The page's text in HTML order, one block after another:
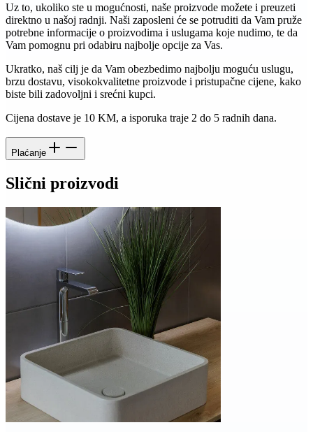
Uz to, ukoliko ste u mogućnosti, naše proizvode možete i preuzeti
direktno u našoj radnji. Naši zaposleni će se potruditi da Vam pruže
potrebne informacije o proizvodima i uslugama koje nudimo, te da
Vam pomognu pri odabiru najbolje opcije za Vas.
Ukratko, naš cilj je da Vam obezbedimo najbolju moguću uslugu,
brzu dostavu, visokokvalitetne proizvode i pristupačne cijene, kako
biste bili zadovoljni i srećni kupci.
Cijena dostave je 10 KM, a isporuka traje 2 do 5 radnih dana.
Plaćanje
Slični proizvodi